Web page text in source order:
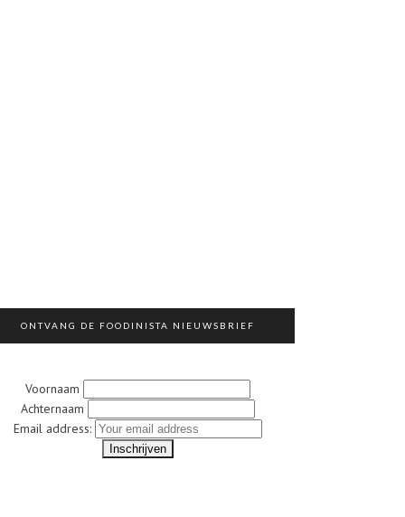
ONTVANG DE FOODINISTA NIEUWSBRIEF
Voornaam
Achternaam
Email address: